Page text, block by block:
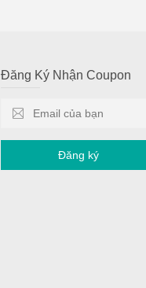
Đăng Ký Nhận Coupon
Đăng ký